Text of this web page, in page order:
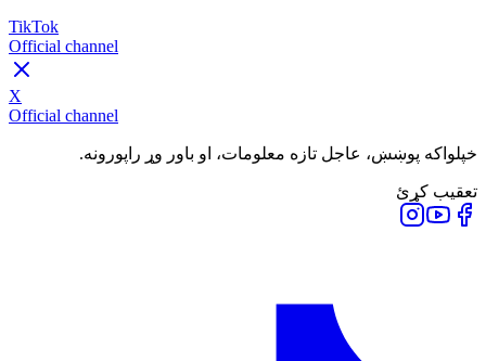
TikTok
Official channel
X
Official channel
خپلواکه پوښښ، عاجل تازه معلومات، او باور وړ راپورونه.
تعقیب کړئ